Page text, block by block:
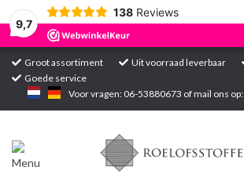
9,7
138 Reviews
Groot assortiment Uit voorraad leverbaar
Goede service
Voor vragen: 06-53880673 of mail ons op:
Home